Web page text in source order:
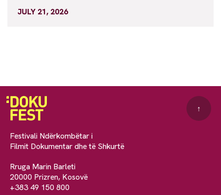
JULY 21, 2026
Festivali Ndërkombëtar i
Filmit Dokumentar dhe të Shkurtë
Rruga Marin Barleti
20000 Prizren, Kosovë
+383 49 150 800
↑